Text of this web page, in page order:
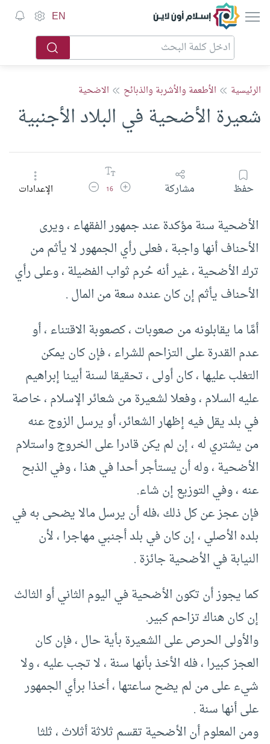
إسلام أون لاين EN
الرئيسية الأطعمة والأشربة والذبائح الاضحية
شعيرة الأضحية في البلاد الأجنبية
حفظ مشاركة زيادة حجم الخط
16 تقليل حجم الخطالإعدادات
الأضحية سنة مؤكدة عند جمهور الفقهاء ، ويرى
الأحناف أنها واجبة ، فعلى رأي الجمهور لا يأثم من
ترك الأضحية ، غير أنه حُرم ثواب الفضيلة ، وعلى رأي
الأحناف يأثم إن كان عنده سعة من المال .
أمَّا ما يقابلونه من صعوبات ، كصعوبة الاقتناء ، أو
عدم القدرة على التزاحم للشراء ، فإن كان يمكن
التغلب عليها ، كان أولى ، تحقيقا لسنة أبينا إبراهيم
عليه السلام ، وفعلا لشعيرة من شعائر الإسلام ، خاصة
في بلد يقل فيه إظهار الشعائر، أو يرسل الزوج عنه
من يشتري له ، إن لم يكن قادرا على الخروج واستلام
الأضحية ، وله أن يستأجر أحدا في هذا ، وفي الذبح
عنه ، وفي التوزيع إن شاء.
فإن عجز عن كل ذلك ،فله أن يرسل مالا يضحى به في
بلده الأصلي ، إن كان في بلد أجنبي مهاجرا ، لأن
النيابة في الأضحية جائزة .
كما يجوز أن تكون الأضحية في اليوم الثاني أو الثالث
إن كان هناك تزاحم كبير.
والأولى الحرص على الشعيرة بأية حال ، فإن كان
العجز كبيرا ، فله الأخذ بأنها سنة ، لا تجب عليه ، ولا
شيء على من لم يضح ساعتها ، أخذا برأي الجمهور
على أنها سنة .
ومن المعلوم أن الأضحية تقسم ثلاثة أثلاث ، ثلثا